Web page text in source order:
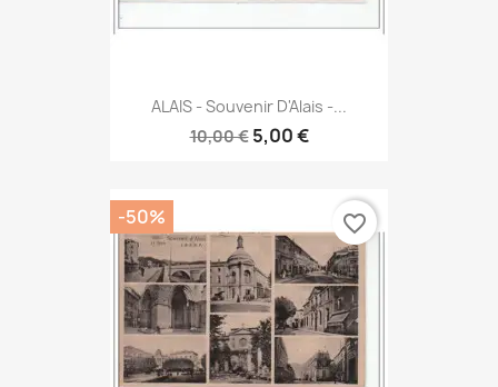
ALAIS - Souvenir D'Alais -...
10,00 € 5,00 €
-50% favorite_border